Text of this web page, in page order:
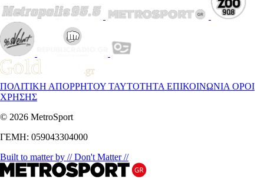
ΠΟΛΙΤΙΚΗ ΑΠΟΡΡΗΤΟΥ ΤΑΥΤΟΤΗΤΑ ΕΠΙΚΟΙΝΩΝΙΑ ΟΡΟΙ
ΧΡΗΣΗΣ
© 2026 MetroSport
ΓΕΜΗ: 059043304000
Built to matter by // Don't Matter //